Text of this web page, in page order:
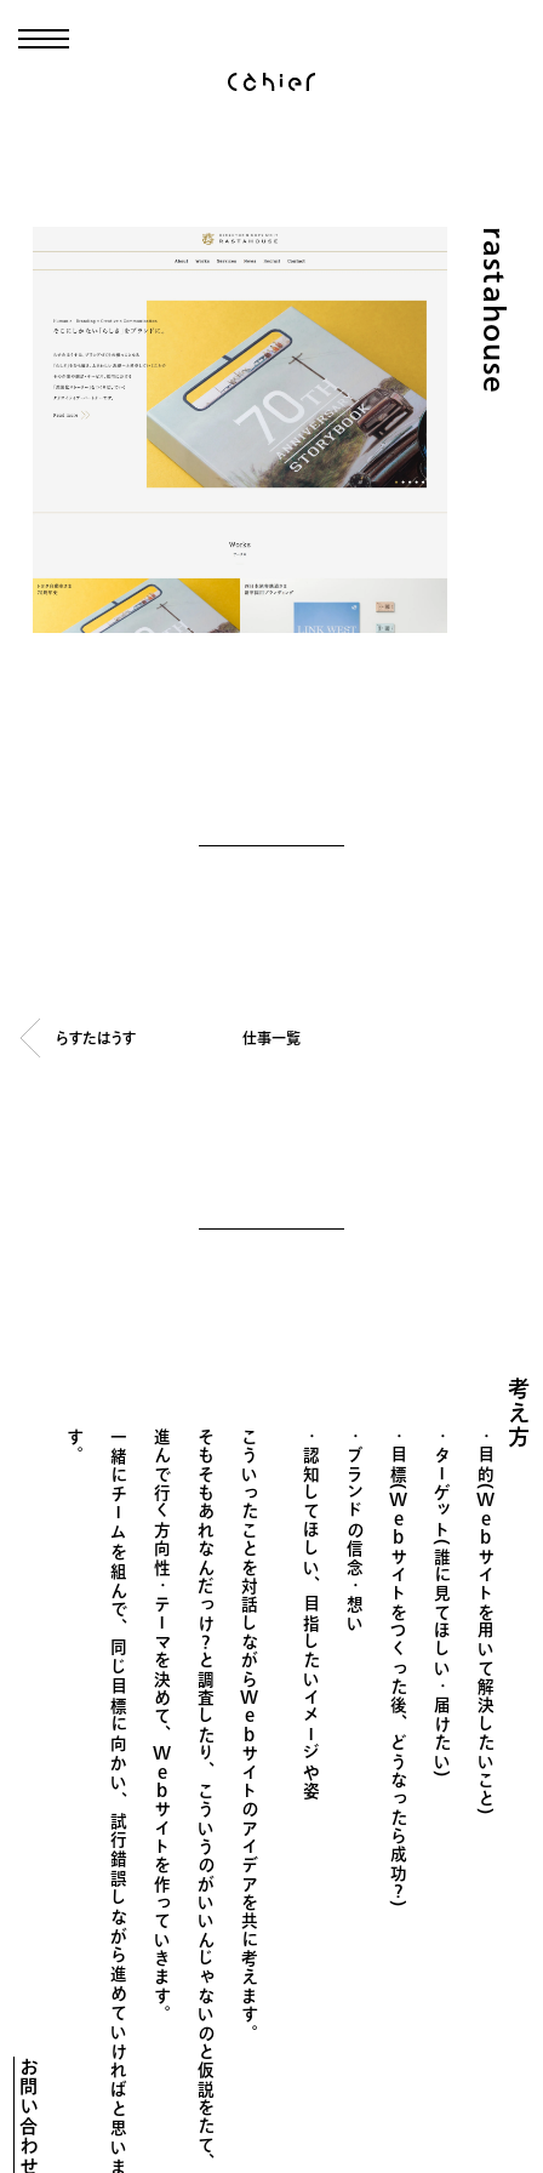
rastahouse
らすたはうす 仕事一覧
考え方
目的(
Web
サイトを用いて解決したいこと)
ターゲット(誰に見てほしい・届けたい)
目標(
Web
サイトをつくった後、どうなったら成功
?
)
ブランドの信念・想い
認知してほしい、目指したいイメージや姿
こういったことを対話しながら
Web
サイトのアイデアを共に考えます。
そもそもあれなんだっけ？と調査したり、
こういうのがいいんじゃないのと仮説をたて、
進んで行く方向性・テーマを決めて、
Web
サイトを作っていきます。
一緒にチームを組んで、同じ目標に向かい、
試
行
錯
誤
し
な
が
ら
進
め
て
い
け
れ
ば
と
思
い
ま
す
。
お問い合わせ